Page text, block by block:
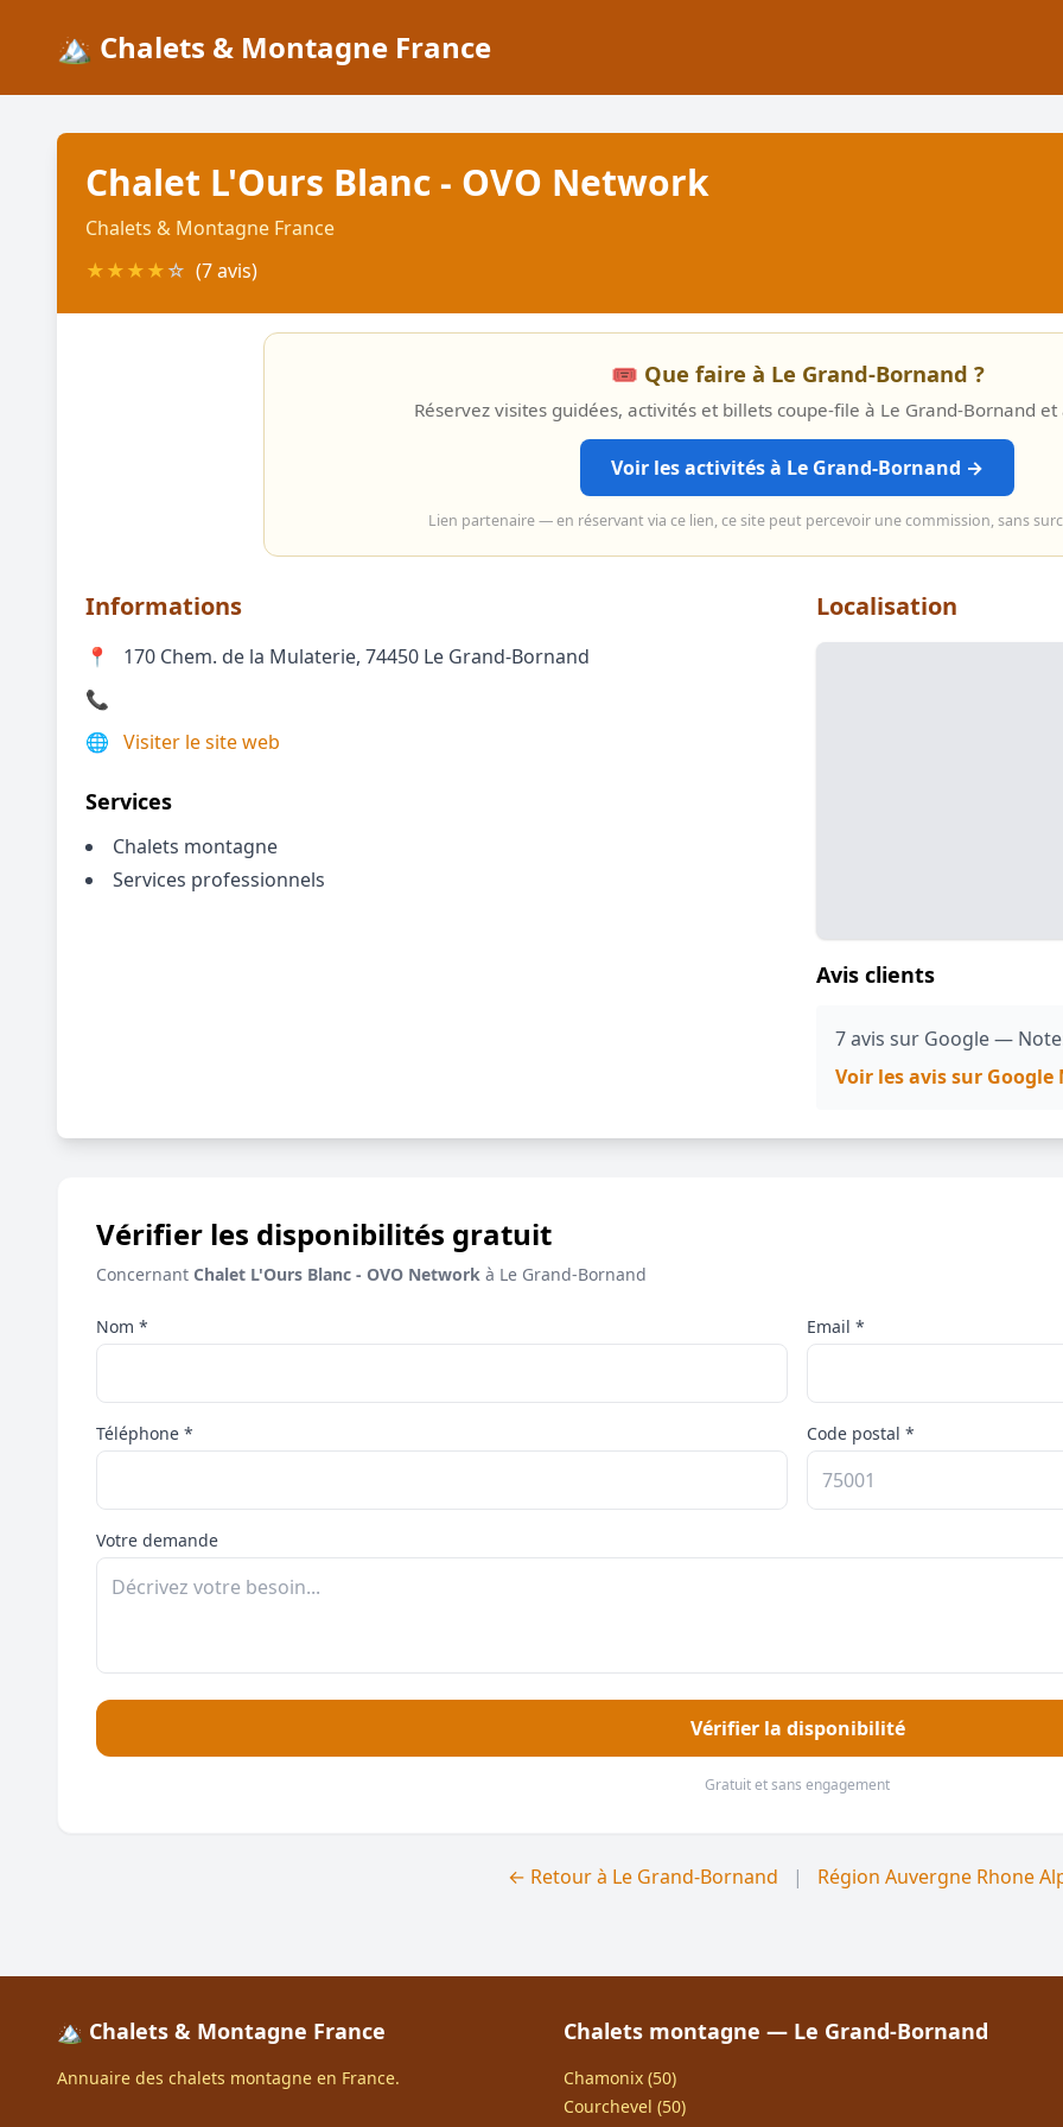
🏔️ Chalets & Montagne France
Chalet L'Ours Blanc - OVO Network
Chalets & Montagne France
★★★★☆ (7 avis)
🎟️ Que faire à Le Grand-Bornand ?
Réservez visites guidées, activités et billets coupe-file à Le Grand-Bornand
Voir les activités à Le Grand-Bornand →
Lien partenaire — en réservant via ce lien, ce site peut percevoir une commission, sans
Informations
📍
170 Chem. de la Mulaterie, 74450 Le Grand-Bornand
📞
🌐 Visiter le site web
Services
Chalets montagne
Services professionnels
Localisation
Avis clients
7 avis sur Google —
Voir les avis sur Google
Vérifier les disponibilités gratuit
Concernant Chalet L'Ours Blanc - OVO Network à Le Grand-Bornand
Nom * Email *
Téléphone * Code postal *
Votre demande
Vérifier la disponibilité
Gratuit et sans engagement
← Retour à Le Grand-Bornand | Région Auvergne Rhone
🏔️ Chalets & Montagne France
Annuaire des chalets montagne en France.
Chalets montagne — Le Grand-Bornand
Chamonix (50)
Courchevel (50)